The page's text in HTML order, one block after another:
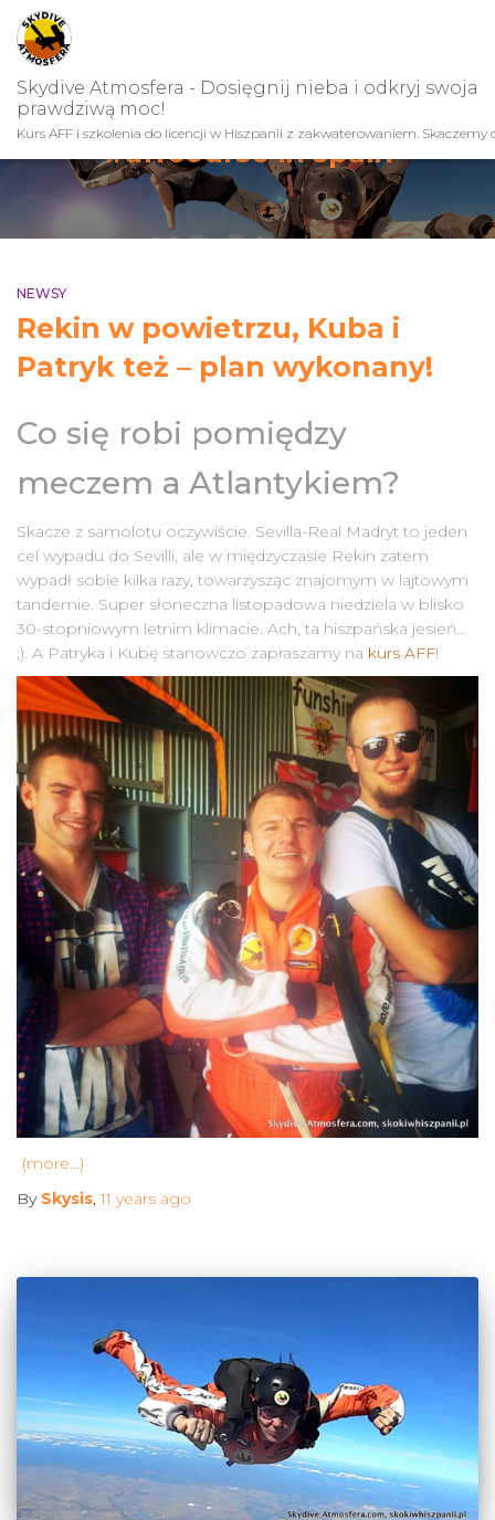
Skydive Atmosfera - Dosięgnij nieba i odkryj swoja
prawdziwą moc!
Kurs AFF i szkolenia do licencji w Hiszpanii z zakwaterowaniem. Skaczemy
#affcourse in spain
NEWSY
Rekin w powietrzu, Kuba i
Patryk też – plan wykonany!
Co się robi pomiędzy
meczem a Atlantykiem?
Skacze z samolotu oczywiście. Sevilla-Real Madryt to jeden
cel wypadu do Sevilli, ale w międzyczasie Rekin zatem
wypadł sobie kilka razy, towarzysząc znajomym w lajtowym
tandemie. Super słoneczna listopadowa niedziela w blisko
30-stopniowym letnim klimacie. Ach, ta hiszpańska jesień…
;). A Patryka i Kubę stanowczo zapraszamy na kurs AFF!
(more…)
By Skysis,11 years ago